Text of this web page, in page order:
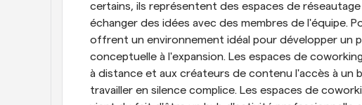
certains, ils représentent des espaces de
échanger des idées avec des membres de l'équipe.
offrent un environnement idéal pour développer un
conceptuelle à l'expansion. Les espaces de
à distance et aux créateurs de contenu l'accès à un
travailler en silence complice. Les espaces de